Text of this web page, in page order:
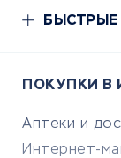
БЫСТРЫЕ
ПОКУПКИ В
Аптеки и
Интернет-